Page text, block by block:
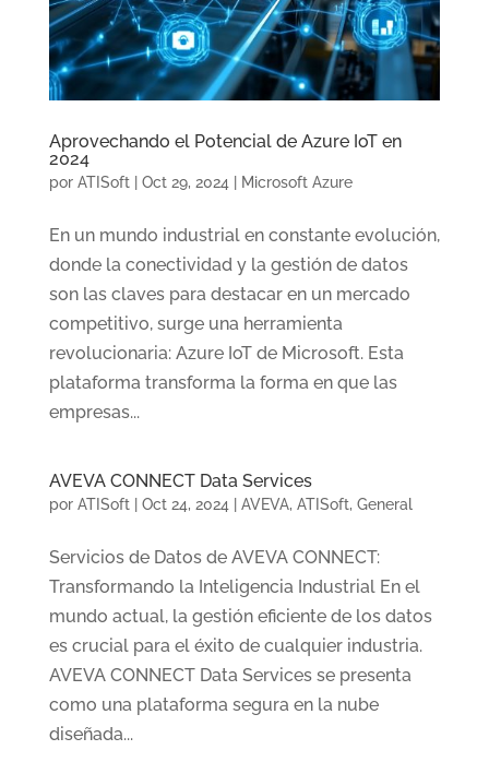
Aprovechando el Potencial de Azure IoT en
2024
por ATISoft| Oct 29, 2024| Microsoft Azure
En un mundo industrial en constante evolución,
donde la conectividad y la gestión de datos
son las claves para destacar en un mercado
competitivo, surge una herramienta
revolucionaria: Azure IoT de Microsoft. Esta
plataforma transforma la forma en que las
empresas...
AVEVA CONNECT Data Services
por ATISoft| Oct 24, 2024| AVEVA, ATISoft, General
Servicios de Datos de AVEVA CONNECT:
Transformando la Inteligencia Industrial En el
mundo actual, la gestión eficiente de los datos
es crucial para el éxito de cualquier industria.
AVEVA CONNECT Data Services se presenta
como una plataforma segura en la nube
diseñada...